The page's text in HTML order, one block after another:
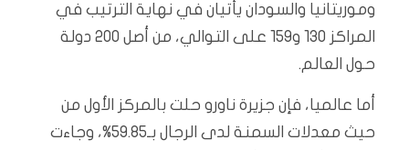
وموريتانيا والسودان يأتيان في نهاية الترتيب في
المراكز 130 و159 على التوالي، من أصل 200 دولة
حول العالم.
أما عالميا، فإن جزيرة ناورو حلت بالمركز الأول من
حيث معدلات السمنة لدى الرجال بـ59.85%، وجاءت